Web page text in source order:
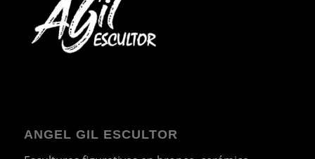
ANGEL GIL ESCULTOR